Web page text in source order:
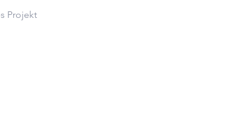
Projekt